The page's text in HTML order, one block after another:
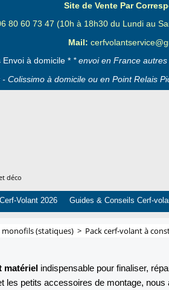
Site de Vente Par
80 60 73 47 (10h à 18h30 du Lundi au
Mail:
à domicile * * envoi en France
Colissimo à domicile ou en Point Relais
déco
Volant 2026 Guides & Conseils Cerf-
monofils (statiques) > Pack cerf-volant à
matériel indispensable pour finaliser,
les petits accessoires de montage,